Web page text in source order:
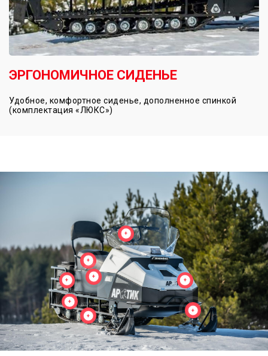
ЭРГОНОМИЧНОЕ СИДЕНЬЕ
Удобное, комфортное сиденье, дополненное спинкой
(комплектация «ЛЮКС»)